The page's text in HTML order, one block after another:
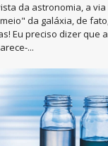
da astronomia, a via
da galáxia, de
Eu preciso dizer que
...